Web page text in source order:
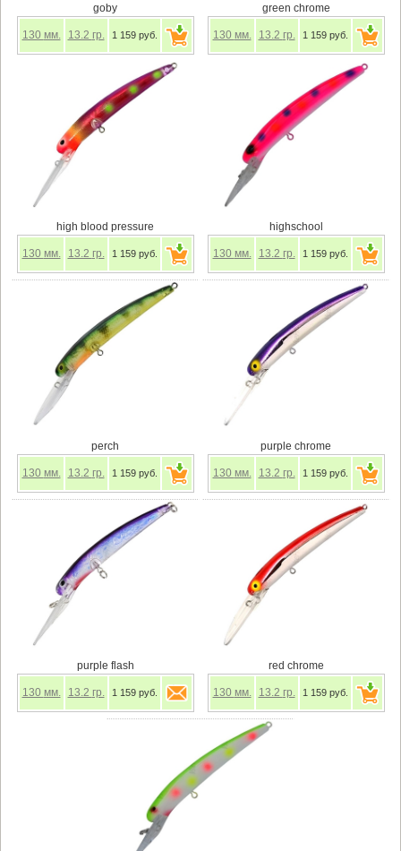
goby
130 мм. 13.2 гр. 1 159 руб.
green chrome
130 мм. 13.2 гр. 1 159 руб.
high blood pressure
130 мм. 13.2 гр. 1 159 руб.
highschool
130 мм. 13.2 гр. 1 159 руб.
perch
130 мм. 13.2 гр. 1 159 руб.
purple chrome
130 мм. 13.2 гр. 1 159 руб.
purple flash
130 мм. 13.2 гр. 1 159 руб.
red chrome
130 мм. 13.2 гр. 1 159 руб.